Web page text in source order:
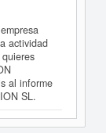
actividad
al informe
SL.